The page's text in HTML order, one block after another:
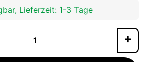
Lieferzeit: 1-3 Tage